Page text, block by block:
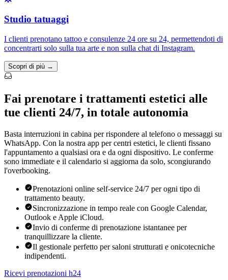
Studio tatuaggi
I clienti prenotano tattoo e consulenze 24 ore su 24, permettendoti di
concentrarti solo sulla tua arte e non sulla chat di Instagram.
Scopri di più →
Fai prenotare i trattamenti estetici alle
tue clienti 24/7, in totale autonomia
Basta interruzioni in cabina per rispondere al telefono o messaggi su
WhatsApp. Con la nostra app per centri estetici, le clienti fissano
l'appuntamento a qualsiasi ora e da ogni dispositivo. Le conferme
sono immediate e il calendario si aggiorna da solo, scongiurando
l'overbooking.
Prenotazioni online self-service 24/7 per ogni tipo di
trattamento beauty.
Sincronizzazione in tempo reale con Google Calendar,
Outlook e Apple iCloud.
Invio di conferme di prenotazione istantanee per
tranquillizzare la cliente.
Il gestionale perfetto per saloni strutturati e onicotecniche
indipendenti.
Ricevi prenotazioni h24